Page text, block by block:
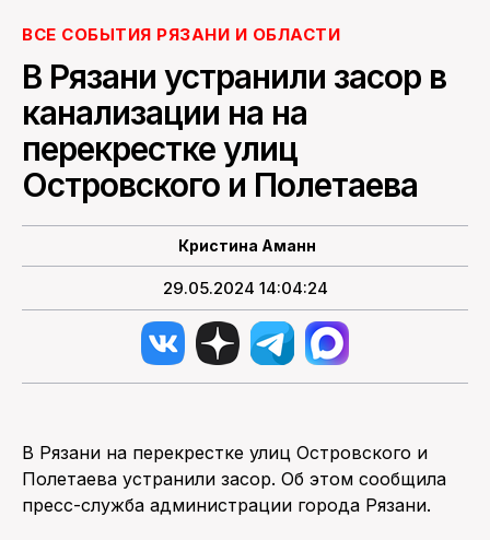
ВСЕ СОБЫТИЯ РЯЗАНИ И ОБЛАСТИ
В Рязани устранили засор в
канализации на на
перекрестке улиц
Островского и Полетаева
Кристина Аманн
29.05.2024 14:04:24
В Рязани на перекрестке улиц Островского и
Полетаева устранили засор. Об этом сообщила
пресс-служба администрации города Рязани.